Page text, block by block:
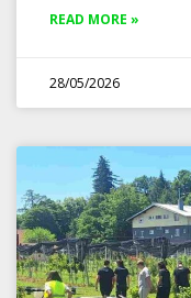
READ MORE »
28/05/2026